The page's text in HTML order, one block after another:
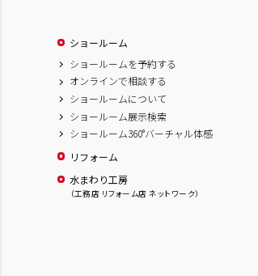
ショールーム
ショールームを予約する
オンラインで相談する
ショールームについて
ショールーム展示検索
ショールーム360°バーチャル体感
リフォーム
水まわり工房
（工務店 リフォーム店 ネットワーク）